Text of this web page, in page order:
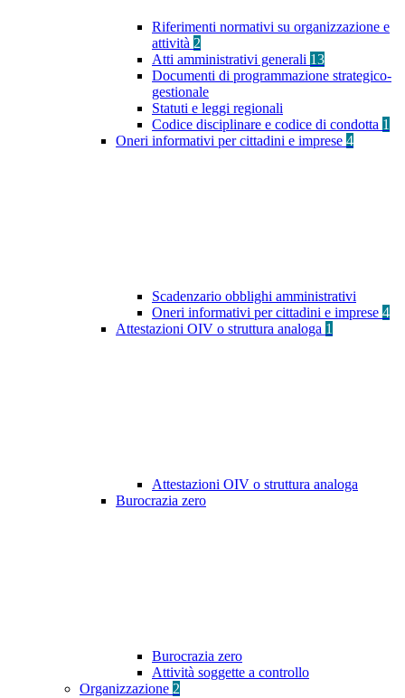
Riferimenti normativi su organizzazione e
attività 2
Atti amministrativi generali 13
Documenti di programmazione strategico-
gestionale
Statuti e leggi regionali
Codice disciplinare e codice di condotta 1
Oneri informativi per cittadini e imprese 4
Scadenzario obblighi amministrativi
Oneri informativi per cittadini e imprese 4
Attestazioni OIV o struttura analoga 1
Attestazioni OIV o struttura analoga
Burocrazia zero
Burocrazia zero
Attività soggette a controllo
Organizzazione 2